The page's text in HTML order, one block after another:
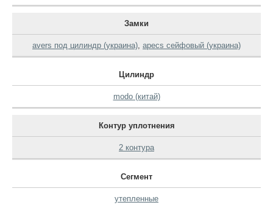
Замки
avers под цилиндр (украина), apecs сейфовый (украина)
Цилиндр
modo (китай)
Контур уплотнения
2 контура
Сегмент
утепленные